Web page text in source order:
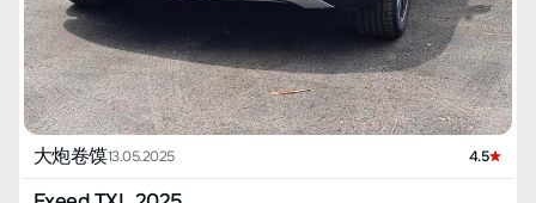
大炮卷馍13.05.2025 4.5